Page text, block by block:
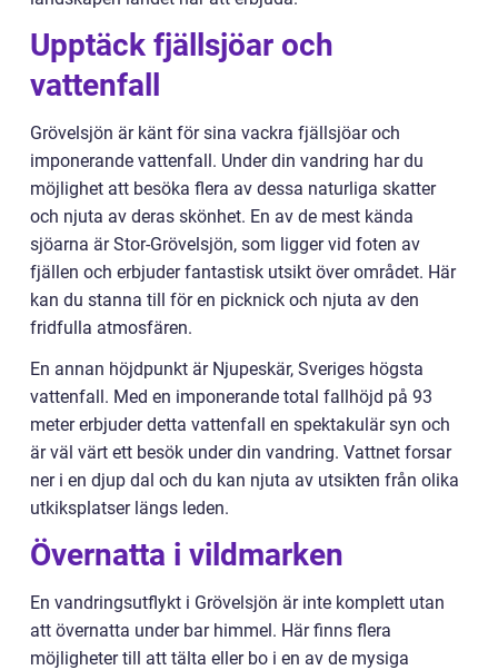
Upptäck fjällsjöar och
vattenfall
Grövelsjön är känt för sina vackra fjällsjöar och
imponerande vattenfall. Under din vandring har du
möjlighet att besöka flera av dessa naturliga skatter
och njuta av deras skönhet. En av de mest kända
sjöarna är Stor-Grövelsjön, som ligger vid foten av
fjällen och erbjuder fantastisk utsikt över området. Här
kan du stanna till för en picknick och njuta av den
fridfulla atmosfären.
En annan höjdpunkt är Njupeskär, Sveriges högsta
vattenfall. Med en imponerande total fallhöjd på 93
meter erbjuder detta vattenfall en spektakulär syn och
är väl värt ett besök under din vandring. Vattnet forsar
ner i en djup dal och du kan njuta av utsikten från olika
utkiksplatser längs leden.
Övernatta i vildmarken
En vandringsutflykt i Grövelsjön är inte komplett utan
att övernatta under bar himmel. Här finns flera
möjligheter till att tälta eller bo i en av de mysiga